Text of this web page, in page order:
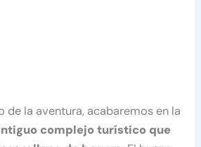
de la aventura, acabaremos en la
complejo turístico que